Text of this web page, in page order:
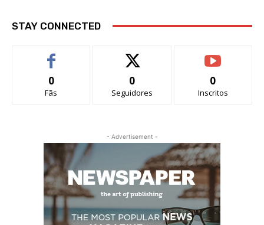
STAY CONNECTED
0
Fãs
0
Seguidores
0
Inscritos
- Advertisement -